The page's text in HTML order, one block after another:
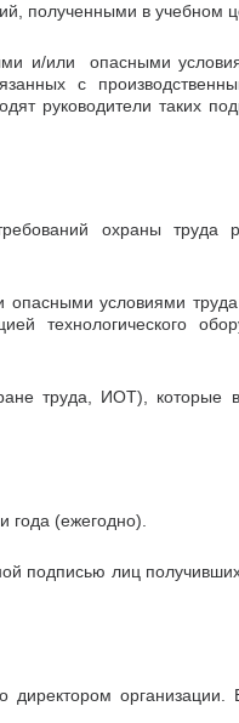
полученными в учебном
и/или опасными
с
руководители таких
охраны труда
опасными условиями
технологического
труда, ИОТ), которые
года (ежегодно).
подписью лиц
организации.